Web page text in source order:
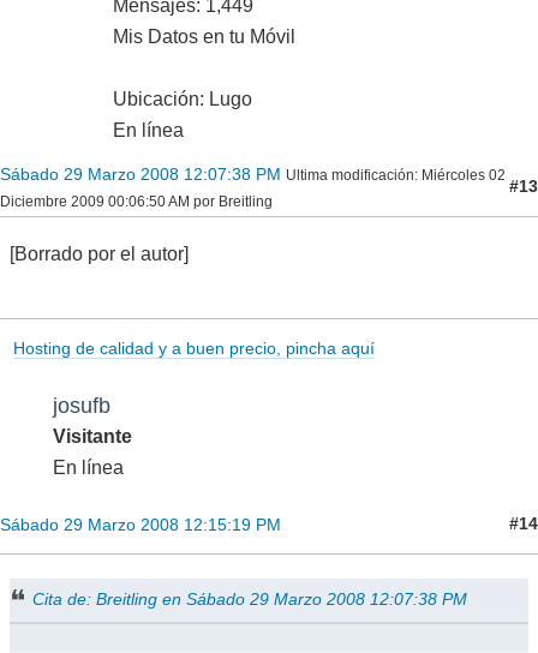
Mensajes: 1,449
Mis Datos en tu Móvil
Ubicación: Lugo
En línea
Sábado 29 Marzo 2008 12:07:38 PM Ultima modificación: Miércoles 02
Diciembre 2009 00:06:50 AM por Breitling
#13
[Borrado por el autor]
Hosting de calidad y a buen precio, pincha aquí
josufb
Visitante
En línea
Sábado 29 Marzo 2008 12:15:19 PM #14
Cita de: Breitling en Sábado 29 Marzo 2008 12:07:38 PM